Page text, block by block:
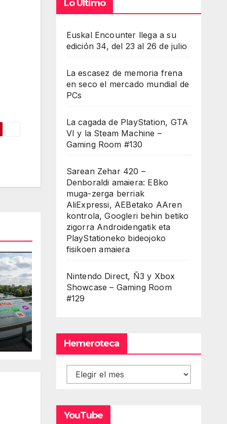
Lo Último
Euskal Encounter llega a su
edición 34, del 23 al 26 de julio
La escasez de memoria frena
en seco el mercado mundial de
PCs
La cagada de PlayStation, GTA
VI y la Steam Machine –
Gaming Room #130
Sarean Zehar 420 –
Denboraldi amaiera: EBko
muga-zerga berriak
AliExpressi, AEBetako AAren
kontrola, Googleri behin betiko
zigorra Androidengatik eta
PlayStationeko bideojoko
fisikoen amaiera
Nintendo Direct, Ñ3 y Xbox
Showcase – Gaming Room
#129
Hemeroteca
Hemeroteca
YouTube